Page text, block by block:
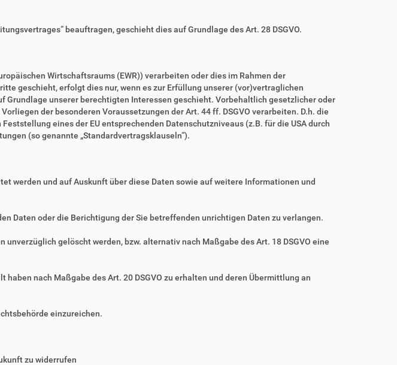
beauftragen, geschieht dies auf Grundlage des Art. 28 DSGVO.
Wirtschaftsraums (EWR)) verarbeiten oder dies im Rahmen der
geschieht, erfolgt dies nur, wenn es zur Erfüllung unserer (vor)vertraglichen
unserer berechtigten Interessen geschieht. Vorbehaltlich gesetzlicher oder
der besonderen Voraussetzungen der Art. 44 ff. DSGVO verarbeiten. D.h. die
eines der EU entsprechenden Datenschutzniveaus (z.B. für die USA durch
(so genannte „Standardvertragsklauseln“).
werden und auf Auskunft über diese Daten sowie auf weitere Informationen und
Daten oder die Berichtigung der Sie betreffenden unrichtigen Daten zu verlangen.
gelöscht werden, bzw. alternativ nach Maßgabe des Art. 18 DSGVO eine
nach Maßgabe des Art. 20 DSGVO zu erhalten und deren Übermittlung an
einzureichen.
zu widerrufen